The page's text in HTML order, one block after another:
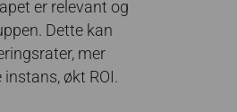
er relevant og
Dette kan
mer
økt ROI.